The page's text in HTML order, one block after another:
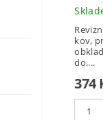
kov,
do,...
374